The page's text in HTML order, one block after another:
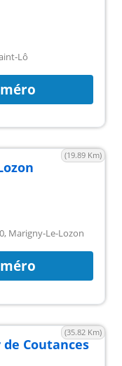
Lô
(19.89 Km)
Marigny-Le-Lozon
(35.82 Km)
Coutances